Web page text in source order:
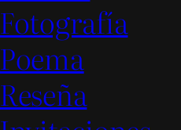
Fotografía
Poema
Reseña